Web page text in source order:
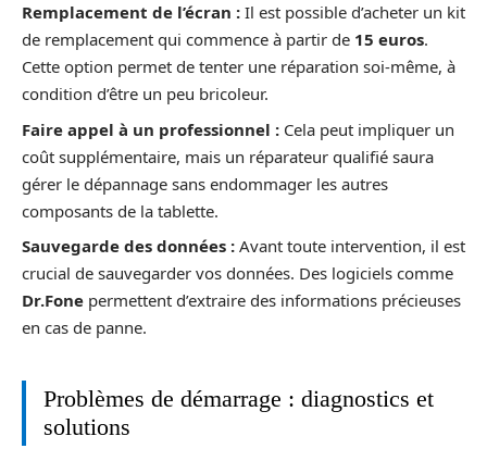
Remplacement de l’écran : Il est possible d’acheter un kit
de remplacement qui commence à partir de 15 euros.
Cette option permet de tenter une réparation soi-même, à
condition d’être un peu bricoleur.
Faire appel à un professionnel : Cela peut impliquer un
coût supplémentaire, mais un réparateur qualifié saura
gérer le dépannage sans endommager les autres
composants de la tablette.
Sauvegarde des données : Avant toute intervention, il est
crucial de sauvegarder vos données. Des logiciels comme
Dr.Fone permettent d’extraire des informations précieuses
en cas de panne.
Problèmes de démarrage : diagnostics et
solutions